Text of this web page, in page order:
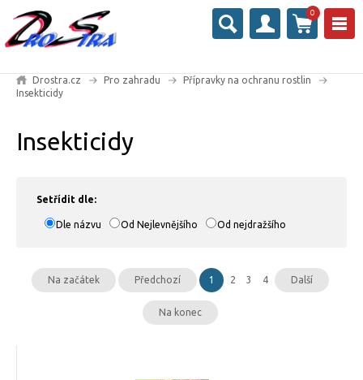
0
Drostra.cz Pro zahradu
Přípravky na ochranu rostlin
Insekticidy
Insekticidy
Setřídit dle:
Dle názvu Od Nejlevnějšího Od nejdražšího
Na začátek Předchozí 1 2 3 4 Další
Na konec